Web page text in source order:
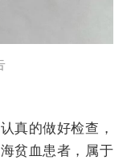
的做好检查，
贫血患者，属于